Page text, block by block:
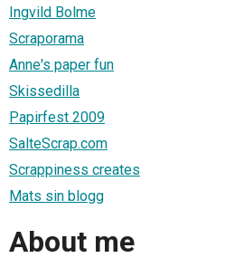
Ingvild Bolme
Scraporama
Anne's paper fun
Skissedilla
Papirfest 2009
SalteScrap.com
Scrappiness creates
Mats sin blogg
About me